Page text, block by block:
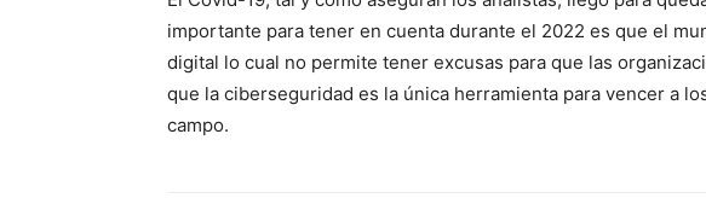
importante para tener en cuenta durante el 2022 es que el
digital lo cual no permite tener excusas para que las
que la ciberseguridad es la única herramienta para vencer a
campo.